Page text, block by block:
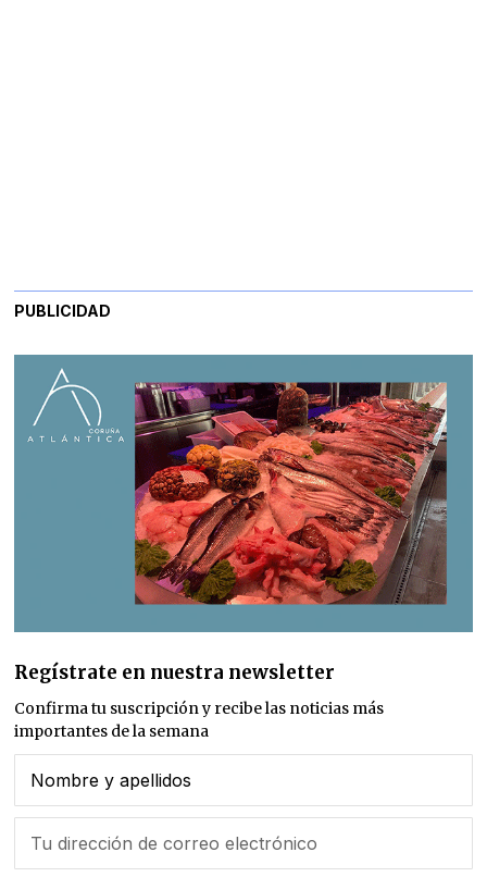
PUBLICIDAD
Regístrate en nuestra newsletter
Confirma tu suscripción y recibe las noticias más
importantes de la semana